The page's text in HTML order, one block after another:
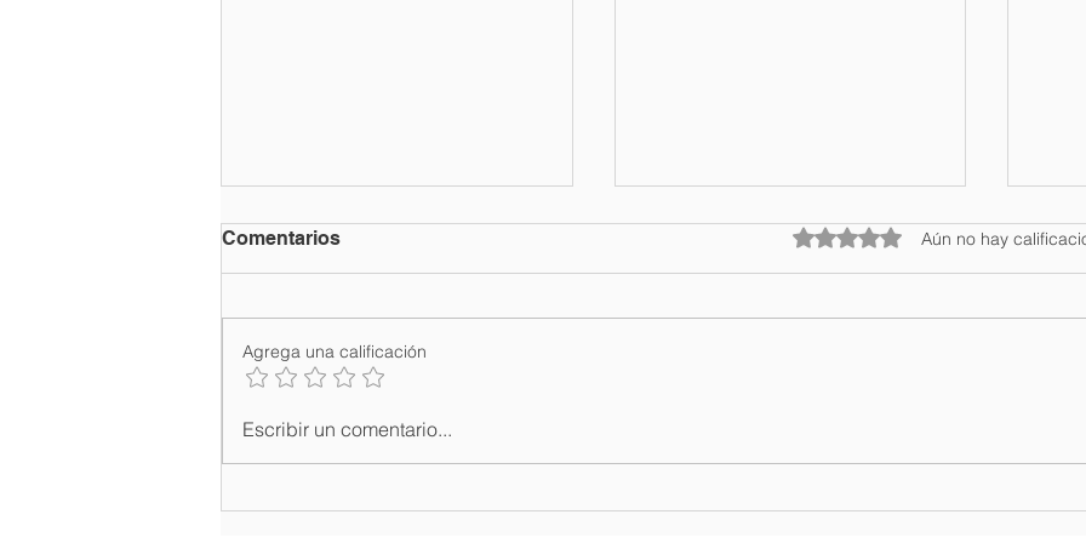
Ministro de Turismo David
Comentarios Obtuvo 0 de 5 estrellas.
Aún no hay
Agrega una calificación
Escribir un comentario...